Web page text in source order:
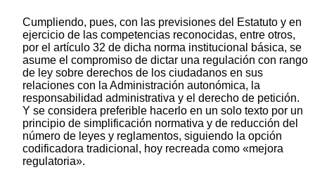
Cumpliendo, pues, con las previsiones del Estatuto y en
ejercicio de las competencias reconocidas, entre otros,
por el artículo 32 de dicha norma institucional básica, se
asume el compromiso de dictar una regulación con rango
de ley sobre derechos de los ciudadanos en sus
relaciones con la Administración autonómica, la
responsabilidad administrativa y el derecho de petición.
Y se considera preferible hacerlo en un solo texto por un
principio de simplificación normativa y de reducción del
número de leyes y reglamentos, siguiendo la opción
codificadora tradicional, hoy recreada como «mejora
regulatoria».